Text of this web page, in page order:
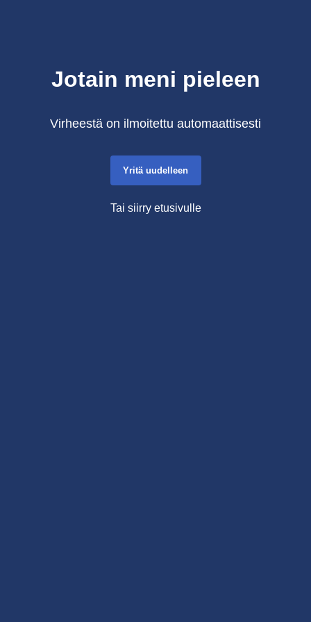
Jotain meni pieleen
Virheestä on ilmoitettu automaattisesti
Yritä uudelleen
Tai siirry etusivulle